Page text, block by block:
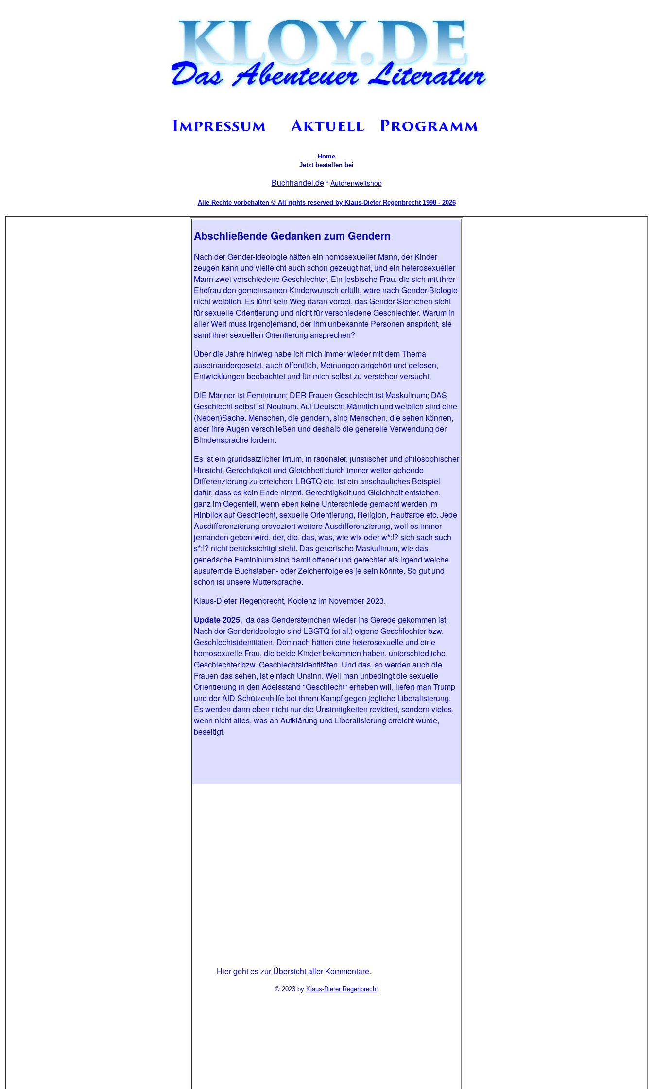
Home
Jetzt bestellen bei
Buchhandel.de* Autorenweltshop
Alle Rechte vorbehalten © All rights reserved by Klaus-Dieter Regenbrecht 1998 - 2026
Abschließende Gedanken zum Gendern
Nach der Gender-Ideologie hätten ein homosexueller Mann, der Kinder
zeugen kann und vielleicht auch schon gezeugt hat, und ein heterosexueller
Mann zwei verschiedene Geschlechter. Ein lesbische Frau, die sich mit ihrer
Ehefrau den gemeinsamen Kinderwunsch erfüllt, wäre nach Gender-Biologie
nicht weiblich. Es führt kein Weg daran vorbei, das Gender-Sternchen steht
für sexuelle Orientierung und nicht für verschiedene Geschlechter. Warum in
aller Welt muss irgendjemand, der ihm unbekannte Personen anspricht, sie
samt ihrer sexuellen Orientierung ansprechen?
Über die Jahre hinweg habe ich mich immer wieder mit dem Thema
auseinandergesetzt, auch öffentlich, Meinungen angehört und gelesen,
Entwicklungen beobachtet und für mich selbst zu verstehen versucht.
DIE Männer ist Femininum; DER Frauen Geschlecht ist Maskulinum; DAS
Geschlecht selbst ist Neutrum. Auf Deutsch: Männlich und weiblich sind eine
(Neben)Sache. Menschen, die gendern, sind Menschen, die sehen können,
aber ihre Augen verschließen und deshalb die generelle Verwendung der
Blindensprache fordern.
Es ist ein grundsätzlicher Irrtum, in rationaler, juristischer und philosophischer
Hinsicht, Gerechtigkeit und Gleichheit durch immer weiter gehende
Differenzierung zu erreichen; LBGTQ etc. ist ein anschauliches Beispiel
dafür, dass es kein Ende nimmt. Gerechtigkeit und Gleichheit entstehen,
ganz im Gegenteil, wenn eben keine Unterschiede gemacht werden im
Hinblick auf Geschlecht, sexuelle Orientierung, Religion, Hautfarbe etc. Jede
Ausdifferenzierung provoziert weitere Ausdifferenzierung, weil es immer
jemanden geben wird, der, die, das, was, wie wix oder w*:!? sich sach such
s*:!? nicht berücksichtigt sieht. Das generische Maskulinum, wie das
generische Femininum sind damit offener und gerechter als irgend welche
ausufernde Buchstaben- oder Zeichenfolge es je sein könnte. So gut und
schön ist unsere Muttersprache.
Klaus-Dieter Regenbrecht, Koblenz im November 2023.
Update 2025, da das Gendersternchen wieder ins Gerede gekommen ist.
Nach der Genderideologie sind LBGTQ (et al.) eigene Geschlechter bzw.
Geschlechtsidentitäten. Demnach hätten eine heterosexuelle und eine
homosexuelle Frau, die beide Kinder bekommen haben, unterschiedliche
Geschlechter bzw. Geschlechtsidentitäten. Und das, so werden auch die
Frauen das sehen, ist einfach Unsinn. Weil man unbedingt die sexuelle
Orientierung in den Adelsstand "Geschlecht" erheben will, liefert man Trump
und der AfD Schützenhilfe bei ihrem Kampf gegen jegliche Liberalisierung.
Es werden dann eben nicht nur die Unsinnigkeiten revidiert, sondern vieles,
wenn nicht alles, was an Aufklärung und Liberalisierung erreicht wurde,
beseitigt.
Hier geht es zurÜbersicht aller Kommentare.
© 2023 by Klaus-Dieter Regenbrecht